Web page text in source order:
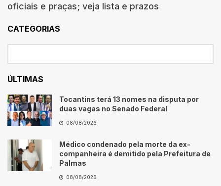
oficiais e praças; veja lista e prazos
CATEGORIAS
ÚLTIMAS
Tocantins terá 13 nomes na disputa por
duas vagas no Senado Federal
08/08/2026
Médico condenado pela morte da ex-
companheira é demitido pela Prefeitura de
Palmas
08/08/2026